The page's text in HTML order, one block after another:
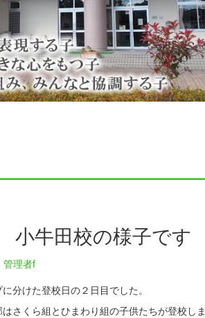
牛田校の様子です
管理者f
分けた登校日の２日目でした。
さくら組とひまわり組の子供たちが登校しま